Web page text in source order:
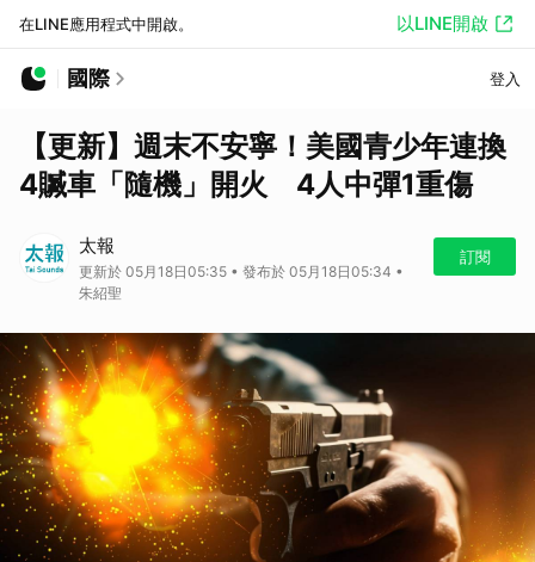
在LINE應用程式中開啟。 以LINE開啟
國際 登入
【更新】週末不安寧！美國青少年連換
4贓車「隨機」開火 4人中彈1重傷
太報
更新於 05月18日05:35 • 發布於 05月18日05:34 •
朱紹聖
訂閱